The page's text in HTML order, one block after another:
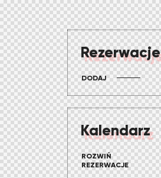
Rezerwacje
DODAJ
Kalendarz
ROZWIŃ
REZERWACJE